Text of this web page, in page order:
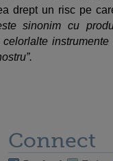
drept un risc pe
sinonim cu
Connect